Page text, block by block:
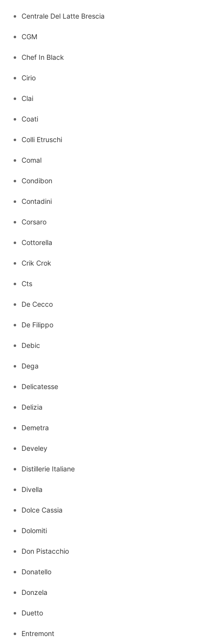
Centrale Del Latte Brescia
CGM
Chef In Black
Cirio
Clai
Coati
Colli Etruschi
Comal
Condibon
Contadini
Corsaro
Cottorella
Crik Crok
Cts
De Cecco
De Filippo
Debic
Dega
Delicatesse
Delizia
Demetra
Develey
Distillerie Italiane
Divella
Dolce Cassia
Dolomiti
Don Pistacchio
Donatello
Donzela
Duetto
Entremont